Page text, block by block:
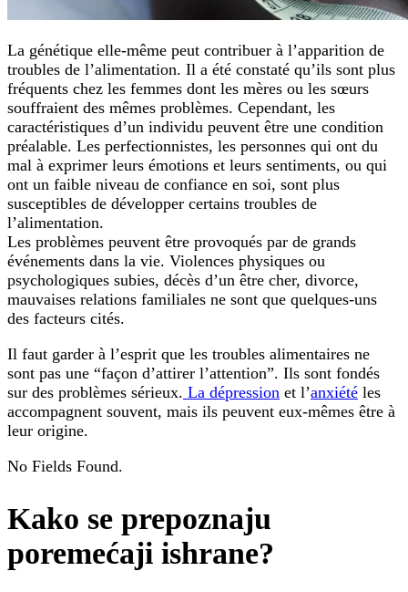
La génétique elle-même peut contribuer à l’apparition de
troubles de l’alimentation. Il a été constaté qu’ils sont plus
fréquents chez les femmes dont les mères ou les sœurs
souffraient des mêmes problèmes. Cependant, les
caractéristiques d’un individu peuvent être une condition
préalable. Les perfectionnistes, les personnes qui ont du
mal à exprimer leurs émotions et leurs sentiments, ou qui
ont un faible niveau de confiance en soi, sont plus
susceptibles de développer certains troubles de
l’alimentation.
Les problèmes peuvent être provoqués par de grands
événements dans la vie. Violences physiques ou
psychologiques subies, décès d’un être cher, divorce,
mauvaises relations familiales ne sont que quelques-uns
des facteurs cités.
Il faut garder à l’esprit que les troubles alimentaires ne
sont pas une “façon d’attirer l’attention”. Ils sont fondés
sur des problèmes sérieux. La dépression et l’anxiété les
accompagnent souvent, mais ils peuvent eux-mêmes être à
leur origine.
No Fields Found.
Kako se prepoznaju
poremećaji ishrane?